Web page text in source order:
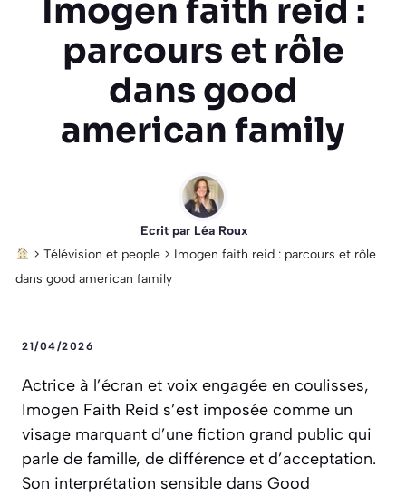
Imogen faith reid :
parcours et rôle
dans good
american family
Ecrit par Léa Roux
> Télévision et people> Imogen faith reid : parcours et rôle
dans good american family
21/04/2026
Actrice à l’écran et voix engagée en coulisses,
Imogen Faith Reid s’est imposée comme un
visage marquant d’une fiction grand public qui
parle de famille, de différence et d’acceptation.
Son interprétation sensible dans Good